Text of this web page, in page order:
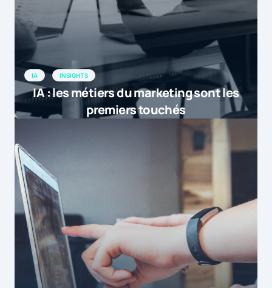
IA INSIGHTS
IA : les métiers du marketing sont les
premiers touchés